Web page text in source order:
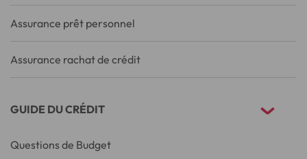
Assurance prêt personnel
Assurance rachat de crédit
GUIDE DU CRÉDIT
Questions de Budget